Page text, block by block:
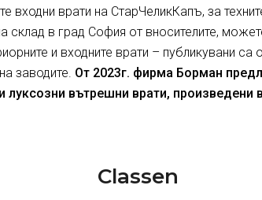
входни врати на СтарЧеликКапъ, за
склад в град София от вносителите,
и входните врати – публикувани са
заводите. От 2023г. фирма Борман
луксозни вътрешни врати, произведени
Classen